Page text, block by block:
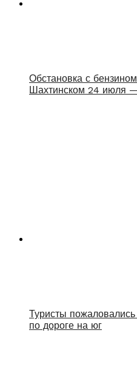
Обстановка с
Шахтинском 24 июля
Туристы
по дороге на юг